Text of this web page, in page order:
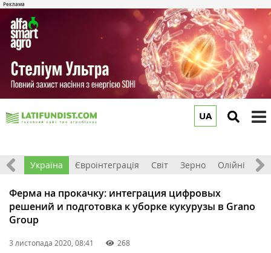
UA
Все Україна Євроінтеграція Світ Зерно Олійні
Ферма на прокачку: интеграция цифровых
решений и подготовка к уборке кукурузы в Grano
Group
3 листопада 2020, 08:41 268